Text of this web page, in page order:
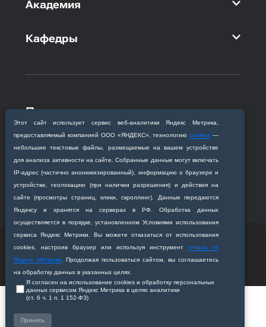
Этот сайт использует сервис веб‑аналитики Яндекс Метрика,
предоставляемый компанией ООО «ЯНДЕКС», технологиюcookies —
небольшие текстовые файлы, размещаемые на вашем устройстве
для анализа активности на сайте. Собранные данные могут включать
IP‑адрес (частично анонимизированный), информацию о браузере и
устройстве, геолокацию (при наличии разрешения) и действия на
сайте (просмотры страниц, клики, скроллинг). Данные передаются
Яндексу и хранятся на серверах в РФ. Обработка данных
осуществляется в порядке, установленном Условиями использования
сервиса Яндекс Метрики. Вы можете отказаться от использования
cookies, настроив браузер или используя инструментотказа от
Яндекс Метрики . Продолжая пользоваться сайтом, вы соглашаетесь
на обработку данных в указанных целях.
Я согласен на использование cookies и обработку персональных
данных сервисом Яндекс Метрика в целях аналитики
(ст. 6 ч. 1 п. 1 152‑ФЗ)
Принять
Академия
Кафедры
Приемная комиссия
Благовещенск, ул. Горького, 95
+7 (4162) 319‒016
abitur@amursma.su
Сведения об образовательной
организации
медицинская академия
Разработано студией